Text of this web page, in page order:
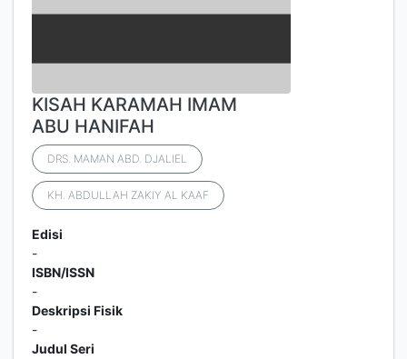
KISAH KARAMAH IMAM
ABU HANIFAH
DRS. MAMAN ABD. DJALIEL
KH. ABDULLAH ZAKIY AL KAAF
Edisi
-
ISBN/ISSN
-
Deskripsi Fisik
-
Judul Seri